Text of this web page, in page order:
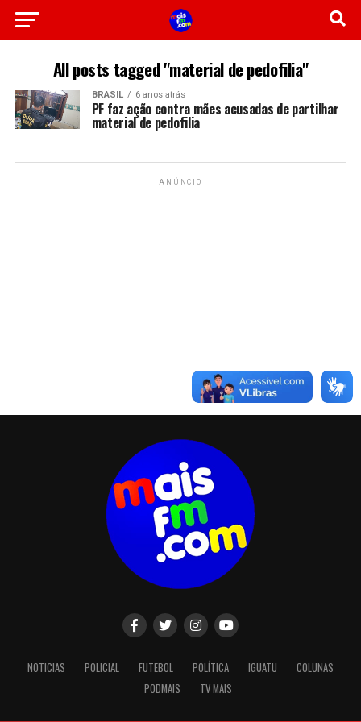
All posts tagged "material de pedofilia"
BRASIL 6 anos atrás
PF faz ação contra mães acusadas de partilhar
material de pedofilia
ANÚNCIO
NOTICIAS POLICIAL FUTEBOL POLÍTICA IGUATU
COLUNAS
PODMAIS
TV MAIS